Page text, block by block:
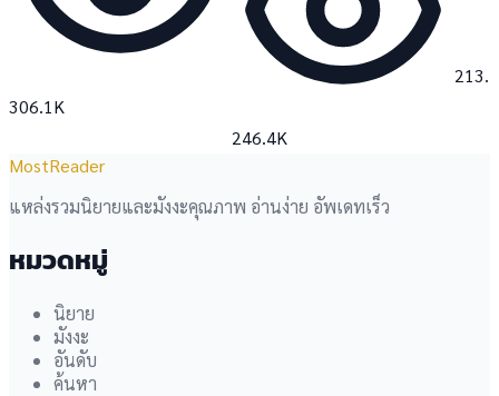
306.1K
246.4K
MostReader
แหล่งรวมนิยายและมังงะคุณภาพ อ่านง่าย อัพเดทเร็ว
หมวดหมู่
นิยาย
มังงะ
อันดับ
ค้นหา